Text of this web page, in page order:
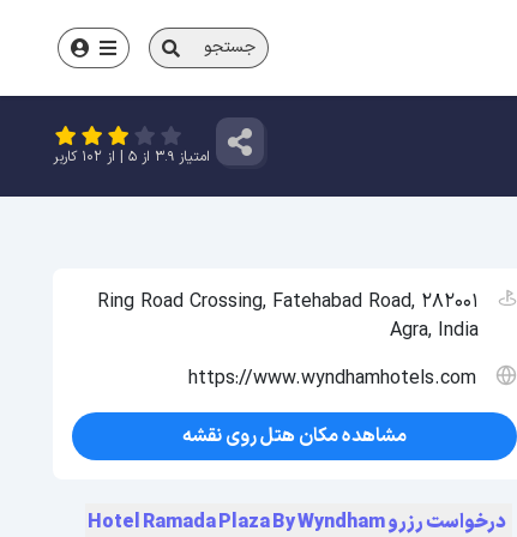
جستجو
امتیاز 3.9 از 5 | از 102 کاربر
Ring Road Crossing, Fatehabad Road, 282001
Agra, India
https://www.wyndhamhotels.com
مشاهده مکان هتل روی نقشه
درخواست رزرو Hotel Ramada Plaza By Wyndham